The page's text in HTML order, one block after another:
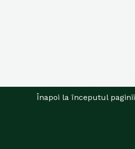
Înapoi la începutul paginii